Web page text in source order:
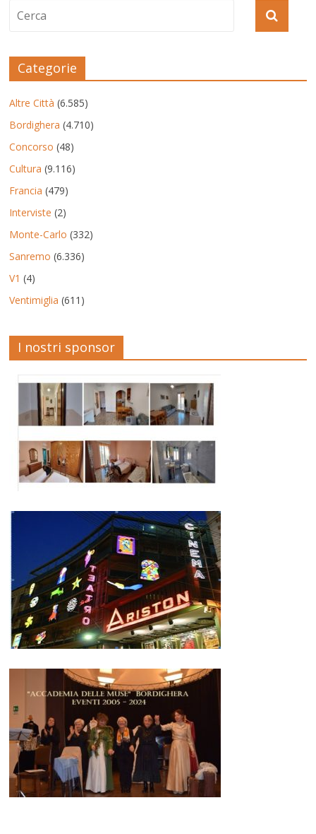
Categorie
Altre Città (6.585)
Bordighera (4.710)
Concorso (48)
Cultura (9.116)
Francia (479)
Interviste (2)
Monte-Carlo (332)
Sanremo (6.336)
V1 (4)
Ventimiglia (611)
I nostri sponsor